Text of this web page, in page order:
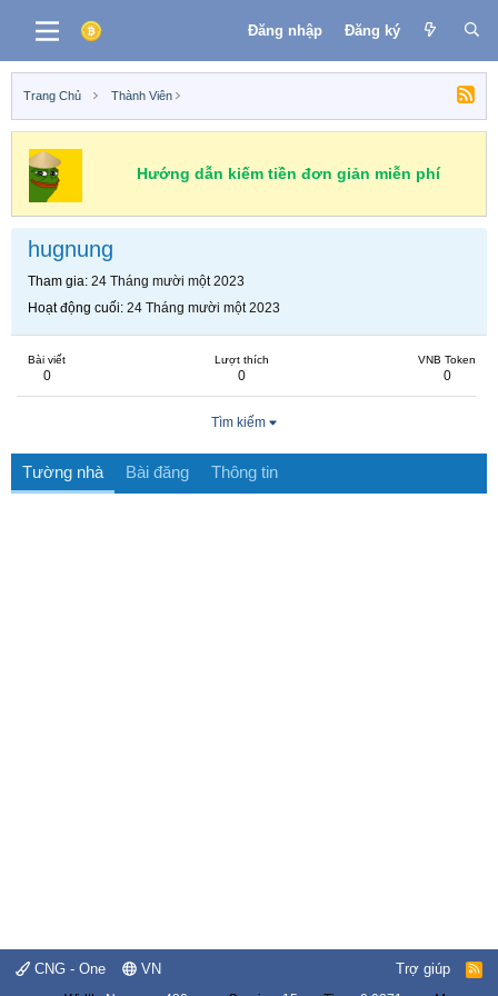
Đăng nhập Đăng ký
Trang Chủ Thành Viên
Hướng dẫn kiếm tiền đơn giản miễn phí
hugnung
Tham gia 24 Tháng mười một 2023
Hoạt động cuối 24 Tháng mười một 2023
Bài viết
0
Lượt thích
0
VNB Token
0
Tìm kiếm
Tường nhà Bài đăng Thông tin
CNG - One VN Trợ giúp
R